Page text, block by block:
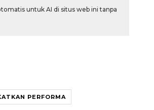
untuk AI di situs web ini tanpa
PERFORMA